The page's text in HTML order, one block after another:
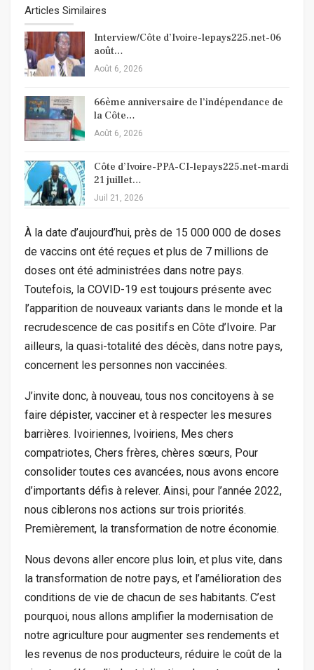
Articles Similaires
Interview/Côte d’Ivoire-lepays225.net-06
août…
Août 6, 2026
66ème anniversaire de l’indépendance de
la Côte…
Août 6, 2026
Côte d’Ivoire-PPA-CI-lepays225.net-mardi
21 juillet…
Juil 21, 2026
À la date d’aujourd’hui, près de 15 000 000 de doses
de vaccins ont été reçues et plus de 7 millions de
doses ont été administrées dans notre pays.
Toutefois, la COVID-19 est toujours présente avec
l’apparition de nouveaux variants dans le monde et la
recrudescence de cas positifs en Côte d’Ivoire. Par
ailleurs, la quasi-totalité des décès, dans notre pays,
concernent les personnes non vaccinées.
J’invite donc, à nouveau, tous nos concitoyens à se
faire dépister, vacciner et à respecter les mesures
barrières. Ivoiriennes, Ivoiriens, Mes chers
compatriotes, Chers frères, chères sœurs, Pour
consolider toutes ces avancées, nous avons encore
d’importants défis à relever. Ainsi, pour l’année 2022,
nous ciblerons nos actions sur trois priorités.
Premièrement, la transformation de notre économie.
Nous devons aller encore plus loin, et plus vite, dans
la transformation de notre pays, et l’amélioration des
conditions de vie de chacun de ses habitants. C’est
pourquoi, nous allons amplifier la modernisation de
notre agriculture pour augmenter ses rendements et
les revenus de nos producteurs, réduire le coût de la